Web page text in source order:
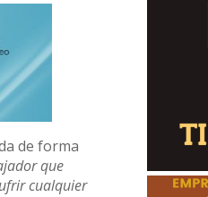
de forma
que
cualquier